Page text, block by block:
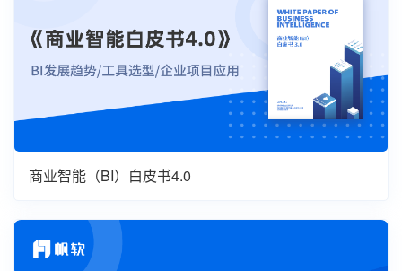
商业智能（BI）白皮书4.0